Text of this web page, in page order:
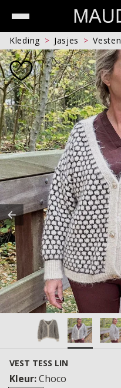
Kleding Jasjes Vesten
VEST TESS LIN
Kleur:Choco